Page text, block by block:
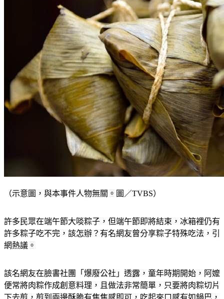
許多粽子吃不完，該怎辦？有名網友曾分享粽子特殊吃法，引
網熱議。
便常將肉粽作成創意料理，且做法非常簡單，只要將肉粽切片
下去煎，煎到兩邊酥脆有焦焦感即可，吃起來口感有如鍋巴，